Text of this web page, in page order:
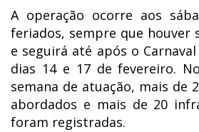
A operação ocorre aos
feriados, sempre que houver
e seguirá até após o
dias 14 e 17 de fevereiro.
semana de atuação, mais de
abordados e mais de 20
foram registradas.